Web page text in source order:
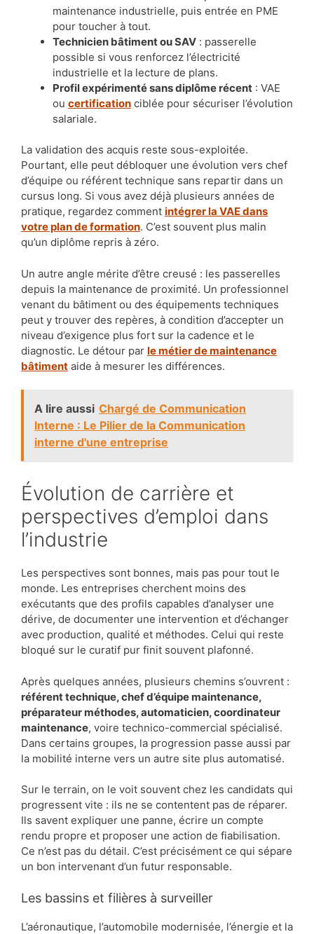
maintenance industrielle, puis entrée en PME
pour toucher à tout.
Technicien bâtiment ou SAV : passerelle
possible si vous renforcez l’électricité
industrielle et la lecture de plans.
Profil expérimenté sans diplôme récent : VAE
ou certification ciblée pour sécuriser l’évolution
salariale.
La validation des acquis reste sous-exploitée.
Pourtant, elle peut débloquer une évolution vers chef
d’équipe ou référent technique sans repartir dans un
cursus long. Si vous avez déjà plusieurs années de
pratique, regardez comment intégrer la VAE dans
votre plan de formation. C’est souvent plus malin
qu’un diplôme repris à zéro.
Un autre angle mérite d’être creusé : les passerelles
depuis la maintenance de proximité. Un professionnel
venant du bâtiment ou des équipements techniques
peut y trouver des repères, à condition d’accepter un
niveau d’exigence plus fort sur la cadence et le
diagnostic. Le détour par le métier de maintenance
bâtiment aide à mesurer les différences.
A lire aussi Chargé de Communication
Interne : Le Pilier de la Communication
interne d'une entreprise
Évolution de carrière et
perspectives d’emploi dans
l’industrie
Les perspectives sont bonnes, mais pas pour tout le
monde. Les entreprises cherchent moins des
exécutants que des profils capables d’analyser une
dérive, de documenter une intervention et d’échanger
avec production, qualité et méthodes. Celui qui reste
bloqué sur le curatif pur finit souvent plafonné.
Après quelques années, plusieurs chemins s’ouvrent :
référent technique, chef d’équipe maintenance,
préparateur méthodes, automaticien, coordinateur
maintenance, voire technico-commercial spécialisé.
Dans certains groupes, la progression passe aussi par
la mobilité interne vers un autre site plus automatisé.
Sur le terrain, on le voit souvent chez les candidats qui
progressent vite : ils ne se contentent pas de réparer.
Ils savent expliquer une panne, écrire un compte
rendu propre et proposer une action de fiabilisation.
Ce n’est pas du détail. C’est précisément ce qui sépare
un bon intervenant d’un futur responsable.
Les bassins et filières à surveiller
L’aéronautique, l’automobile modernisée, l’énergie et la